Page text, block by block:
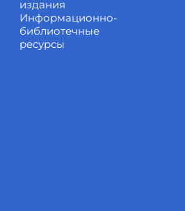
издания
Информационно-
библиотечные
ресурсы